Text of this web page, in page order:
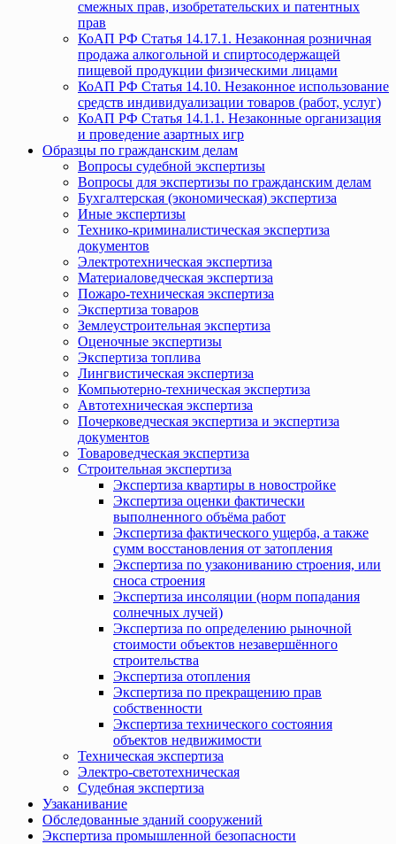
смежных прав, изобретательских и патентных
прав
КоАП РФ Статья 14.17.1. Незаконная розничная
продажа алкогольной и спиртосодержащей
пищевой продукции физическими лицами
КоАП РФ Статья 14.10. Незаконное использование
средств индивидуализации товаров (работ, услуг)
КоАП РФ Статья 14.1.1. Незаконные организация
и проведение азартных игр
Образцы по гражданским делам
Вопросы судебной экспертизы
Вопросы для экспертизы по гражданским делам
Бухгалтерская (экономическая) экспертиза
Иные экспертизы
Технико-криминалистическая экспертиза
документов
Электротехническая экспертиза
Материаловедческая экспертиза
Пожаро-техническая экспертиза
Экспертиза товаров
Землеустроительная экспертиза
Оценочные экспертизы
Экспертиза топлива
Лингвистическая экспертиза
Компьютерно-техническая экспертиза
Автотехническая экспертиза
Почерковедческая экспертиза и экспертиза
документов
Товароведческая экспертиза
Строительная экспертиза
Экспертиза квартиры в новостройке
Экспертиза оценки фактически
выполненного объёма работ
Экспертиза фактического ущерба, а также
сумм восстановления от затопления
Экспертиза по узакониванию строения, или
сноса строения
Экспертиза инсоляции (норм попадания
солнечных лучей)
Экспертиза по определению рыночной
стоимости объектов незавершённого
строительства
Экспертиза отопления
Экспертиза по прекращению прав
собственности
Экспертиза технического состояния
объектов недвижимости
Техническая экспертиза
Электро-светотехническая
Судебная экспертиза
Узаканивание
Обследованные зданий сооружений
Экспертиза промышленной безопасности